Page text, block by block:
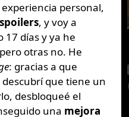
personal,
spoilers, y voy a
17 días y ya he
otras no. He
: gracias a que
que tiene un
desbloqueé el
una mejora